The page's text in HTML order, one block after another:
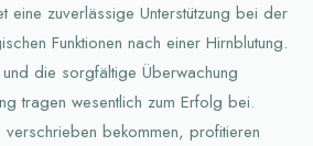
eine zuverlässige Unterstützung bei der
Funktionen nach einer Hirnblutung.
die sorgfältige Überwachung
tragen wesentlich zum Erfolg bei.
bekommen, profitieren